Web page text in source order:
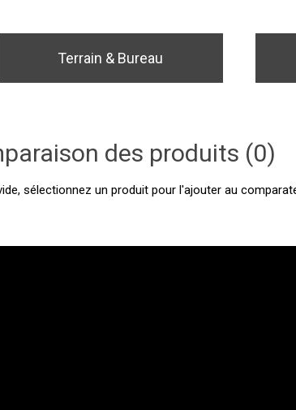
Terrain & Bureau
des produits (0)
sélectionnez un produit pour l'ajouter au